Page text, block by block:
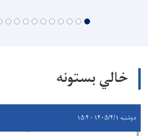
خالي بستونه
دوشنبه ۱۴۰۵/۴/۱ - ۱۵:۴